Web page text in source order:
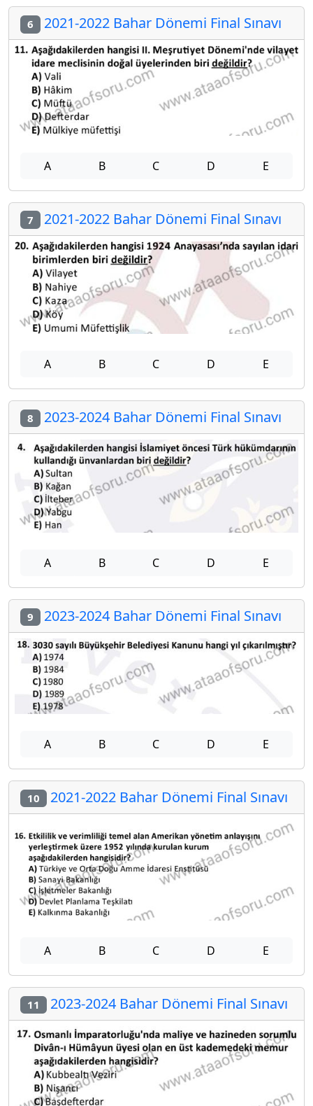
6 2021-2022 Bahar Dönemi Final Sınavı
A B C D E
7 2021-2022 Bahar Dönemi Final Sınavı
A B C D E
8 2023-2024 Bahar Dönemi Final Sınavı
A B C D E
9 2023-2024 Bahar Dönemi Final Sınavı
A B C D E
10 2021-2022 Bahar Dönemi Final Sınavı
A B C D E
11 2023-2024 Bahar Dönemi Final Sınavı